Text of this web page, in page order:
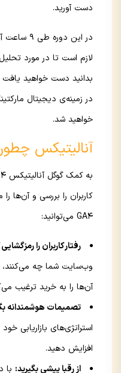
دست آورید.
در این
لازم است تا در مورد
بدانید دست خواهید
در زمینه‌ی دیجیتال
خواهید شد.
آنالیتیکس
کاربران را بررسی و آن‌ها
GA4 می‌توانید:
رفتار کاربران را
وب‌سایت شما چه
آن‌ها را به خرید ترغیب
تصمیمات هوشمندانه
استراتژی‌های بازاریابی
افزایش دهید.
از رقبا پیشی بگیرید: با